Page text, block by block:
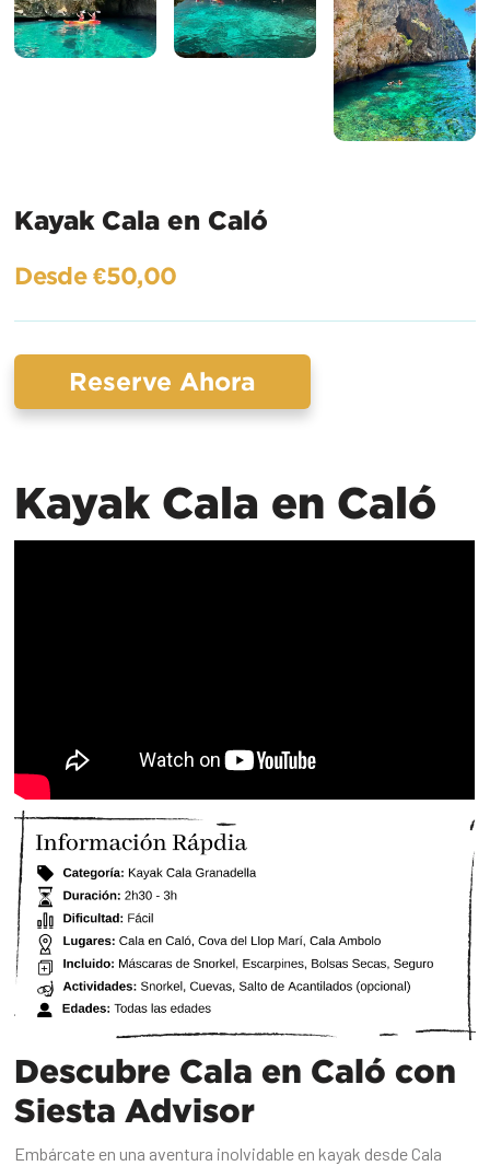
Kayak Cala en Caló
Desde €50,00
Reserve Ahora
Kayak Cala en Caló
Descubre Cala en Caló con
Siesta Advisor
Embárcate en una aventura inolvidable en kayak desde Cala